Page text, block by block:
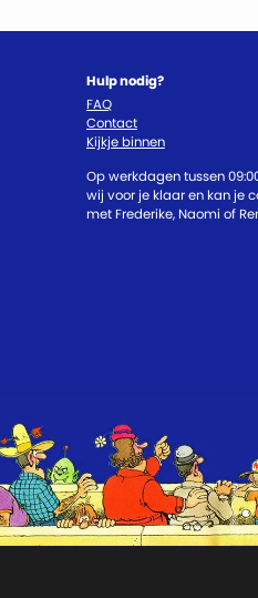
Hulp nodig?
FAQ
Contact
Kijkje binnen
Op werkdagen tussen
wij voor je klaar en kan je
met Frederike, Naomi of